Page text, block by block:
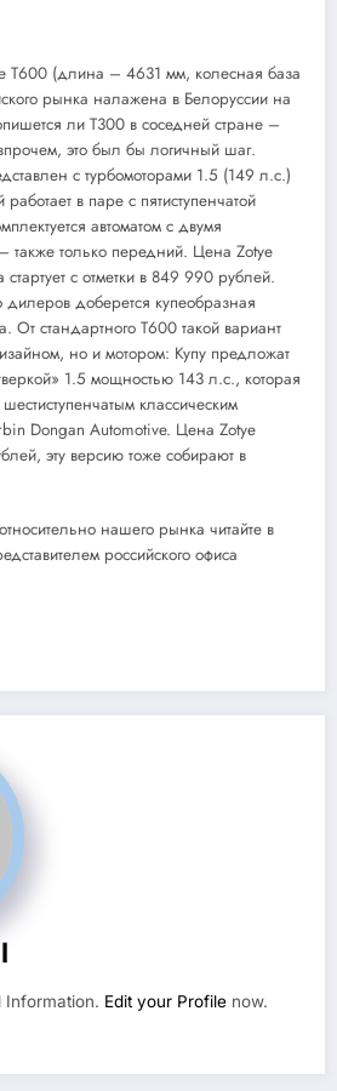
T600 (длина – 4631 мм, колесная база
рынка налажена в Белоруссии на
ли T300 в соседней стране –
это был бы логичный шаг.
с турбомоторами 1.5 (149 л.с.)
в паре с пятиступенчатой
автоматом с двумя
только передний. Цена Zotye
с отметки в 849 990 рублей.
дилеров доберется купеобразная
От стандартного T600 такой вариант
но и мотором: Купу предложат
1.5 мощностью 143 л.с., которая
классическим
Dongan Automotive. Цена Zotye
эту версию тоже собирают в
нашего рынка читайте в
российского офиса
Information. Edit your Profile now.